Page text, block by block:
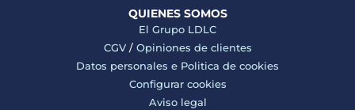
QUIENES SOMOS
El Grupo LDLC
CGV/ Opiniones de clientes
Datos personales e Politica de cookies
Configurar cookies
Aviso legal